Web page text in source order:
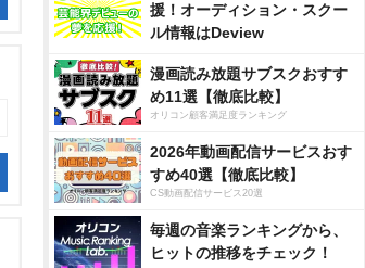
援！オーディション・スクー
ル情報はDeview
漫画読み放題サブスクおすす
め11選【徹底比較】
オリコン顧客満足度ランキング
2026年動画配信サービスおす
すめ40選【徹底比較】
CS動画配信サービス20選
毎週の音楽ランキングから、
ヒットの推移をチェック！